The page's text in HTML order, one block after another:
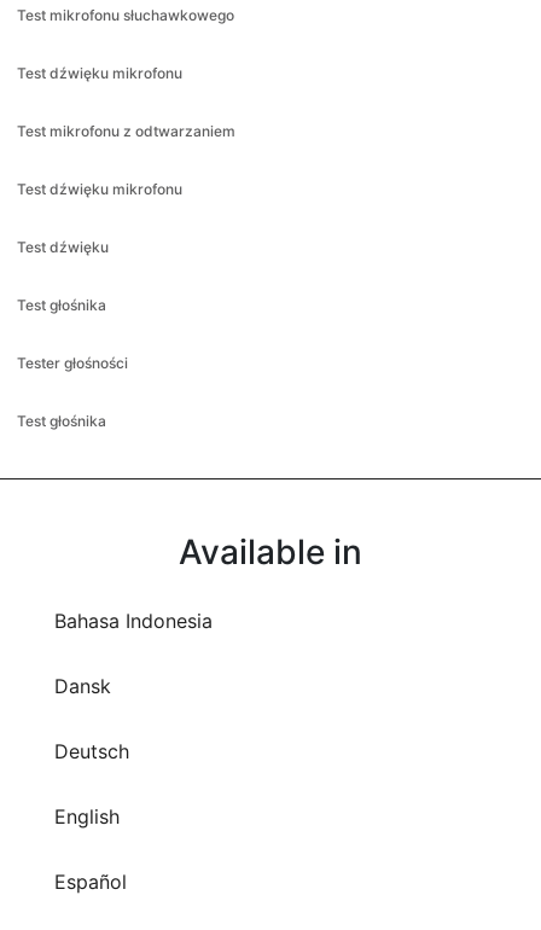
Test mikrofonu słuchawkowego
Test dźwięku mikrofonu
Test mikrofonu z odtwarzaniem
Test dźwięku mikrofonu
Test dźwięku
Test głośnika
Tester głośności
Test głośnika
Available in
Bahasa Indonesia
Dansk
Deutsch
English
Español